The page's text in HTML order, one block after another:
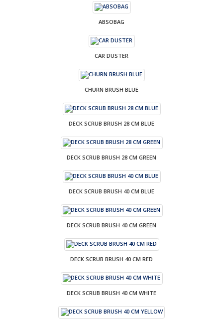
ABSOBAG
CAR DUSTER
CHURN BRUSH BLUE
DECK SCRUB BRUSH 28 CM BLUE
DECK SCRUB BRUSH 28 CM GREEN
DECK SCRUB BRUSH 40 CM BLUE
DECK SCRUB BRUSH 40 CM GREEN
DECK SCRUB BRUSH 40 CM RED
DECK SCRUB BRUSH 40 CM WHITE